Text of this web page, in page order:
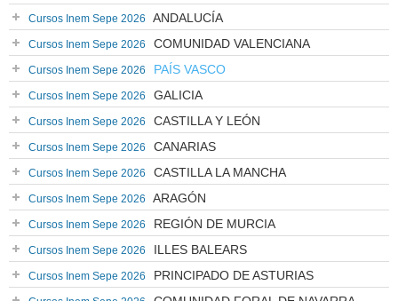
Cursos Inem Sepe 2026 ANDALUCÍA
Cursos Inem Sepe 2026 COMUNIDAD VALENCIANA
Cursos Inem Sepe 2026 PAÍS VASCO
Cursos Inem Sepe 2026 GALICIA
Cursos Inem Sepe 2026 CASTILLA Y LEÓN
Cursos Inem Sepe 2026 CANARIAS
Cursos Inem Sepe 2026 CASTILLA LA MANCHA
Cursos Inem Sepe 2026 ARAGÓN
Cursos Inem Sepe 2026 REGIÓN DE MURCIA
Cursos Inem Sepe 2026 ILLES BALEARS
Cursos Inem Sepe 2026 PRINCIPADO DE ASTURIAS